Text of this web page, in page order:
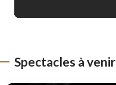
Spectacles à venir